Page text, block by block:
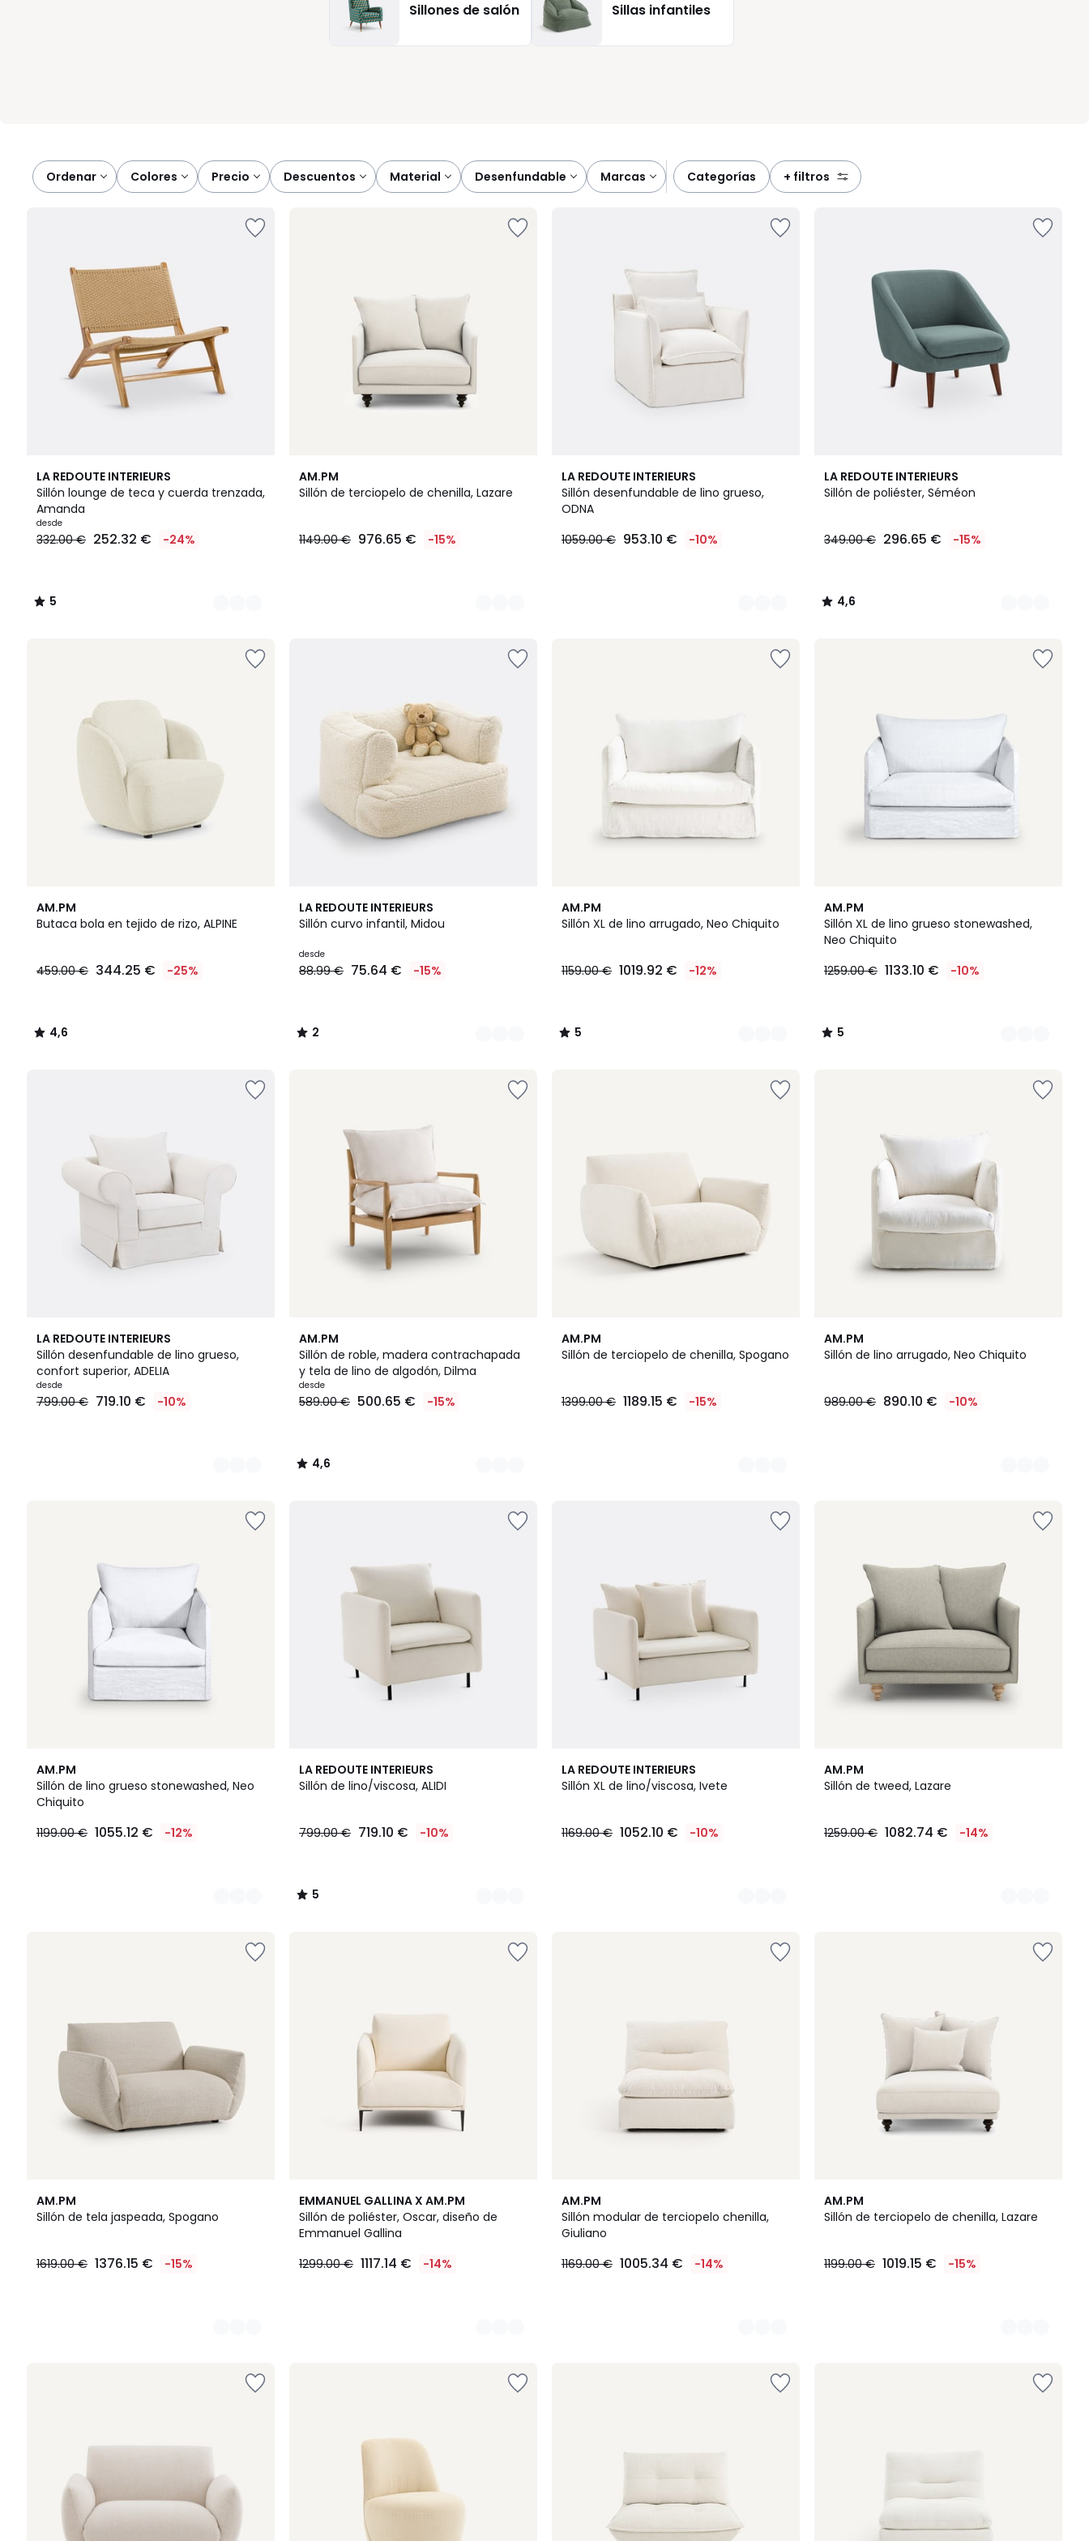
quieras. Una pieza pensada para acompañarte cada día, con equilibrio entre estética y bienestar.
Sillones de salón Sillas infantiles
Ordenar colores precio descuentos material desenfundable marcas categorías + filtros
LA REDOUTE INTERIEURS
Sillón lounge de teca y cuerda trenzada,
Amanda
Precio
a
€
descuento
desde
332.00 € 252.32 € -24%
5
/
5
2
Colores
5
/
AM.PM
Sillón de terciopelo de chenilla, Lazare
1149.00 € 976.65 € -15%
8
Colores
LA REDOUTE INTERIEURS
Sillón desenfundable de lino grueso,
ODNA
1059.00 € 953.10 € -10%
2
Colores
LA REDOUTE INTERIEURS
Sillón de poliéster, Séméon
349.00 € 296.65 € -15%
4,6
/ 5
5
Colores
4,6
/
AM.PM
Butaca bola en tejido de rizo, ALPINE
459.00 € 344.25 € -25%
4,6
/ 5
4,6
/
LA REDOUTE INTERIEURS
Sillón curvo infantil, Midou
desde
88.99 € 75.64 € -15%
2
/
2
Colores
2
/
AM.PM
Sillón XL de lino arrugado, Neo Chiquito
1159.00 € 1019.92 € -12%
5
/
2
Colores
5
/
AM.PM
Sillón XL de lino grueso stonewashed,
Neo Chiquito
1259.00 € 1133.10 € -10%
5
/
5
3
Colores
5
/
LA REDOUTE INTERIEURS
Sillón desenfundable de lino grueso,
confort superior, ADELIA
desde
799.00 € 719.10 € -10%
2
Colores
AM.PM
Sillón de roble, madera contrachapada
y tela de lino de algodón, Dilma
desde
589.00 € 500.65 € -15%
4,6
/ 5
3
Colores
4,6
/
AM.PM
Sillón de terciopelo de chenilla, Spogano
1399.00 € 1189.15 € -15%
8
Colores
AM.PM
Sillón de lino arrugado, Neo Chiquito
989.00 € 890.10 € -10%
2
Colores
AM.PM
Sillón de lino grueso stonewashed, Neo
Chiquito
1199.00 € 1055.12 € -12%
3
Colores
LA REDOUTE INTERIEURS
Sillón de lino/viscosa, ALIDI
799.00 € 719.10 € -10%
5
/
3
Colores
5
/
LA REDOUTE INTERIEURS
Sillón XL de lino/viscosa, Ivete
1169.00 € 1052.10 € -10%
3
Colores
AM.PM
Sillón de tweed, Lazare
1259.00 € 1082.74 € -14%
3
Colores
AM.PM
Sillón de tela jaspeada, Spogano
1619.00 € 1376.15 € -15%
4
Colores
EMMANUEL GALLINA X AM.PM
Sillón de poliéster, Oscar, diseño de
Emmanuel Gallina
1299.00 € 1117.14 € -14%
2
Colores
AM.PM
Sillón modular de terciopelo chenilla,
Giuliano
1169.00 € 1005.34 € -14%
8
Colores
AM.PM
Sillón de terciopelo de chenilla, Lazare
1199.00 € 1019.15 € -15%
8
Colores